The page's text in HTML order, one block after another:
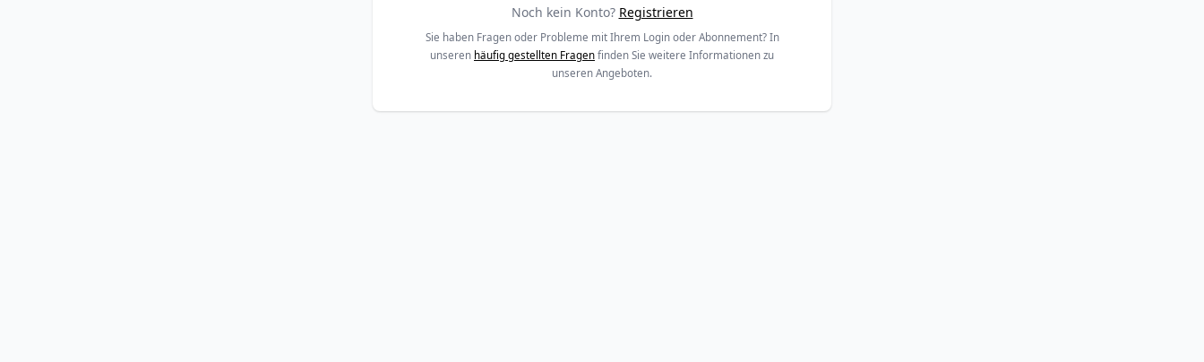
Noch kein Konto? Registrieren
Sie haben Fragen oder Probleme mit Ihrem Login oder Abonnement? In
unseren häufig gestellten Fragen finden Sie weitere Informationen zu
unseren Angeboten.